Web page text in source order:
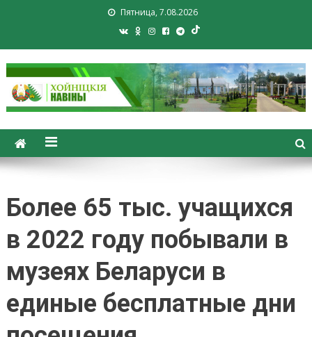
Пятница, 7.08.2026
Хойники. Хойнiцкiя навiны.
Новости Хойник. Районная
Более 65 тыс. учащихся
в 2022 году побывали в
музеях Беларуси в
единые бесплатные дни